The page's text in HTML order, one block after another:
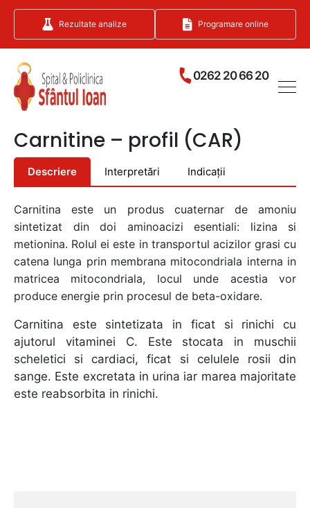
0262 20 66 20
Rezultate analize Programare online
Carnitine – profil (CAR)
Descriere Interpretări Indicații
Carnitina este un produs cuaternar de amoniu
sintetizat din doi aminoacizi esentiali: lizina si
metionina. Rolul ei este in transportul acizilor grasi cu
catena lunga prin membrana mitocondriala interna in
matricea mitocondriala, locul unde acestia vor
produce energie prin procesul de beta-oxidare.
Carnitina este sintetizata in ficat si rinichi cu
ajutorul vitaminei C. Este stocata in muschii
scheletici si cardiaci, ficat si celulele rosii din
sange. Este excretata in urina iar marea majoritate
este reabsorbita in rinichi.